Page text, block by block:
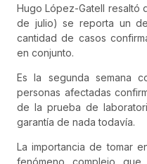
Hugo López-Gatell resaltó
de julio) se reporta un
cantidad de casos
en conjunto.
Es la segunda semana
personas afectadas
de la prueba de
garantía de nada todavía.
La importancia de tomar